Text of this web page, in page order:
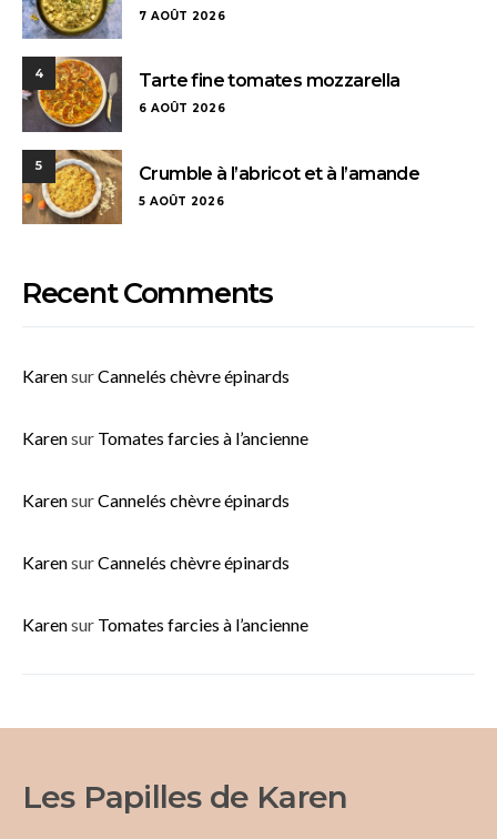
7 AOÛT 2026
4 Tarte fine tomates mozzarella
6 AOÛT 2026
5 Crumble à l’abricot et à l’amande
5 AOÛT 2026
Recent Comments
KarensurCannelés chèvre épinards
Karensur Tomates farcies à l’ancienne
KarensurCannelés chèvre épinards
KarensurCannelés chèvre épinards
Karensur Tomates farcies à l’ancienne
Les Papilles de Karen